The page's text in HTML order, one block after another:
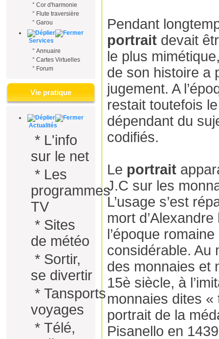
° Cor d'harmonie
° Flute traversière
° Garou
Services
° Annuaire
° Cartes Virtuelles
° Forum
Vie pratique
Actualités
* L'info
sur le net
* Les
programmes
TV
* Sites
de météo
* Sortir,
se divertir
* Tansports
voyages
* Télé,
Pendant
portrait devait
le plus
de son histoire a
jugement. A
restait toutefois
dépendant du
codifiés.
Le portrait
J.C sur les
L’usage s’est
mort
l’époque
considérable. Au
des monnaies et
15è siècle, à
monnaies dites «
portrait de la
Pisanello en